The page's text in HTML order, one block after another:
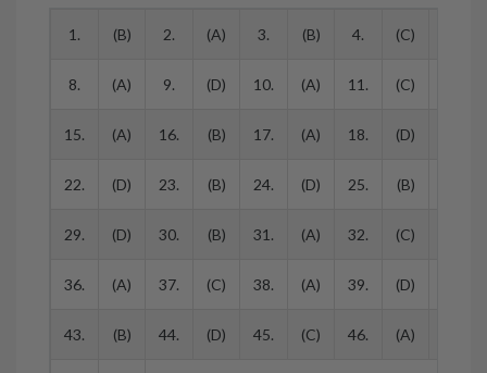
1. (B) 2. (A) 3. (B) 4. (C)
8. (A) 9. (D) 10. (A) 11. (C)
15. (A) 16. (B) 17. (A) 18. (D)
22. (D) 23. (B) 24. (D) 25. (B)
29. (D) 30. (B) 31. (A) 32. (C)
36. (A) 37. (C) 38. (A) 39. (D)
43. (B) 44. (D) 45. (C) 46. (A)